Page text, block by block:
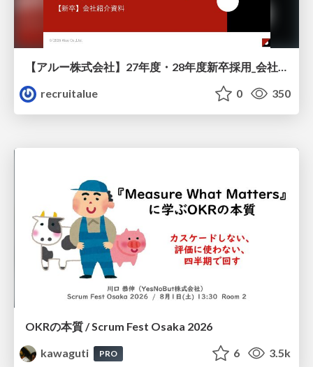
【アルー株式会社】27年度・28年度新卒採用_会社説明資料
recruitalue
0 350
OKRの本質 / Scrum Fest Osaka 2026
kawaguti
PRO 6 3.5k